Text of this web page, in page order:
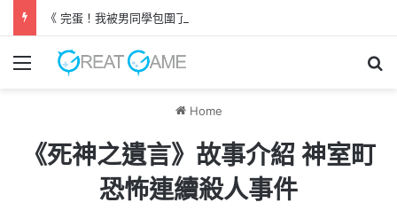
《 完蛋！我被男同學包圍了 》 高中生自製STEAM免費遊戲
Menu
Home
《死神之遺言》故事介紹 神室町
恐怖連續殺人事件